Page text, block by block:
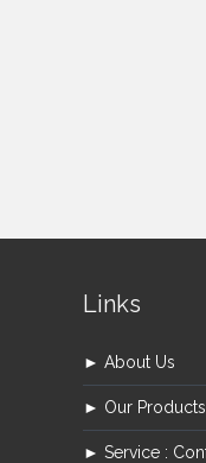
Links
► About Us
► Our Products
► Service :